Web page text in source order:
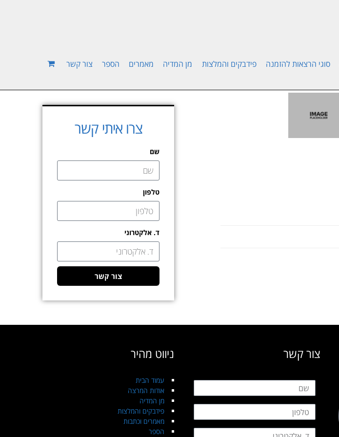
סוגי הרצאות להזמנה פידבקים והמלצות מן המדיה מאמרים הספר צור קשר
צרו איתי קשר
שם
טלפון
ד. אלקטרוני
צור קשר
צור קשר ניווט מהיר
עמוד הבית
אודות המרצה
מן המדיה
פידבקים והמלצות
מאמרים וכתבות
הספר